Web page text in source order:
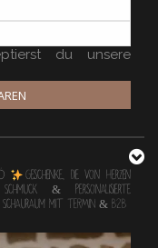
du unsere
Geschenke, die von Herzen
& personalisierte
Schauraum mit TERMIN & B2B